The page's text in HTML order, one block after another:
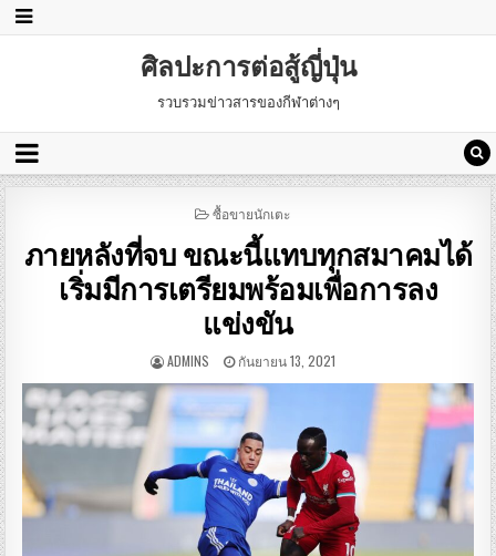
ศิลปะการต่อสู้ญี่ปุ่น
รวบรวมข่าวสารของกีฬาต่างๆ
POSTED
ซื้อขายนักเตะ
ภายหลังที่จบ ขณะนี้แทบทุกสมาคมได้
เริ่มมีการเตรียมพร้อมเพื่อการลง
แข่งขัน
ADMINS กันยายน 13, 2021